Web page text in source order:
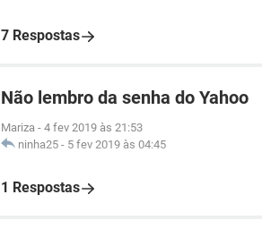
7 Respostas
Não lembro da senha do Yahoo
Mariza - 4 fev 2019 às 21:53
ninha25 - 5 fev 2019 às 04:45
1 Respostas